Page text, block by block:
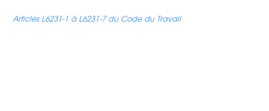
Articles L6231-1 à L6231-7 du Code du Travail